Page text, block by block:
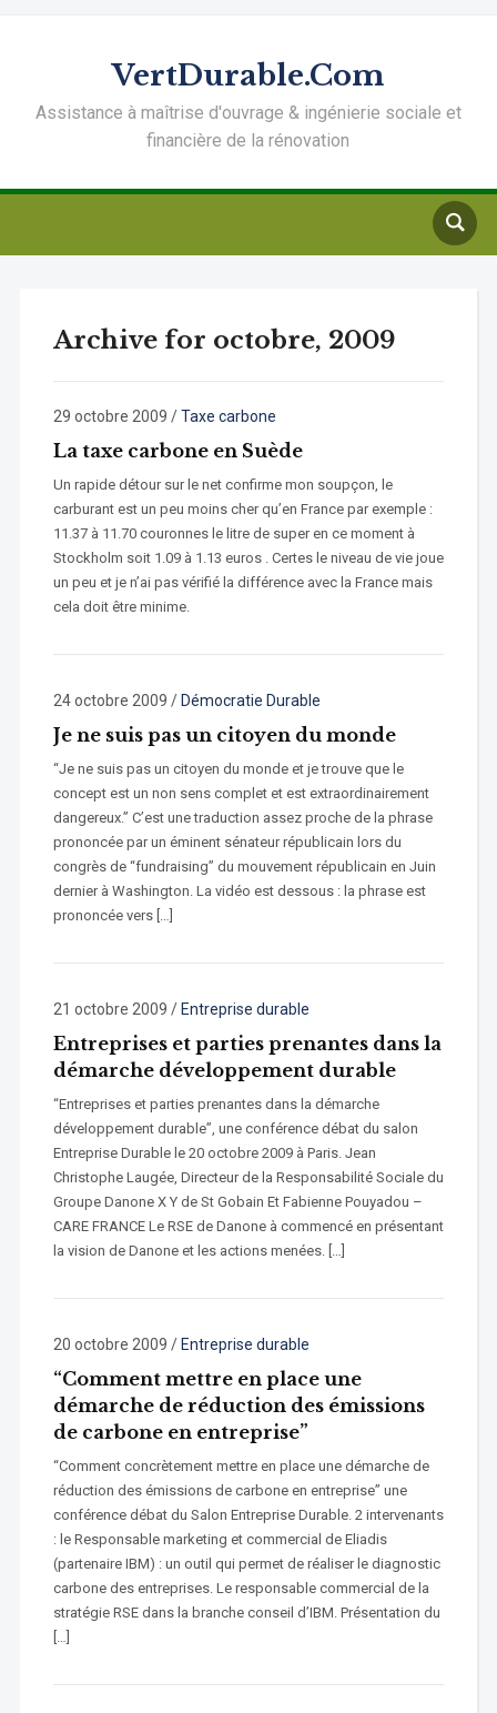
VertDurable.Com
Assistance à maîtrise d'ouvrage & ingénierie sociale et
financière de la rénovation
Archive for octobre, 2009
29 octobre 2009 /Taxe carbone
La taxe carbone en Suède
Un rapide détour sur le net confirme mon soupçon, le
carburant est un peu moins cher qu’en France par exemple :
11.37 à 11.70 couronnes le litre de super en ce moment à
Stockholm soit 1.09 à 1.13 euros . Certes le niveau de vie joue
un peu et je n’ai pas vérifié la différence avec la France mais
cela doit être minime.
24 octobre 2009 / Démocratie Durable
Je ne suis pas un citoyen du monde
“Je ne suis pas un citoyen du monde et je trouve que le
concept est un non sens complet et est extraordinairement
dangereux.” C’est une traduction assez proche de la phrase
prononcée par un éminent sénateur républicain lors du
congrès de “fundraising” du mouvement républicain en Juin
dernier à Washington. La vidéo est dessous : la phrase est
prononcée vers […]
21 octobre 2009 / Entreprise durable
Entreprises et parties prenantes dans la
démarche développement durable
“Entreprises et parties prenantes dans la démarche
développement durable”, une conférence débat du salon
Entreprise Durable le 20 octobre 2009 à Paris. Jean
Christophe Laugée, Directeur de la Responsabilité Sociale du
Groupe Danone X Y de St Gobain Et Fabienne Pouyadou –
CARE FRANCE Le RSE de Danone à commencé en présentant
la vision de Danone et les actions menées. […]
20 octobre 2009 / Entreprise durable
“Comment mettre en place une
démarche de réduction des émissions
de carbone en entreprise”
“Comment concrètement mettre en place une démarche de
réduction des émissions de carbone en entreprise” une
conférence débat du Salon Entreprise Durable. 2 intervenants
: le Responsable marketing et commercial de Eliadis
(partenaire IBM) : un outil qui permet de réaliser le diagnostic
carbone des entreprises. Le responsable commercial de la
stratégie RSE dans la branche conseil d’IBM. Présentation du
[…]